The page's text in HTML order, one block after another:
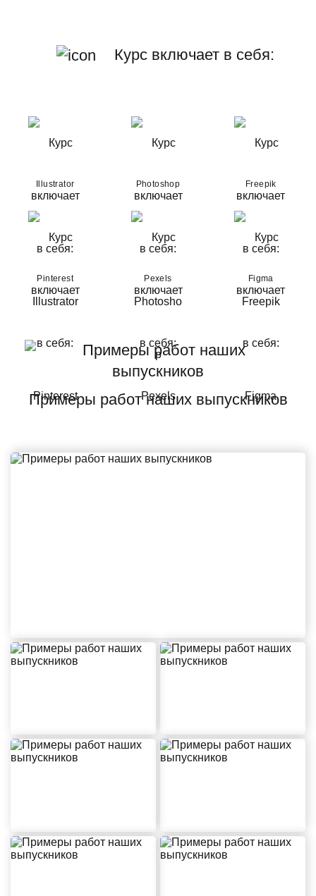
Курс включает в себя:
Illustrator Photoshop Freepik
Pinterest Pexels Figma
Примеры работ наших выпускников